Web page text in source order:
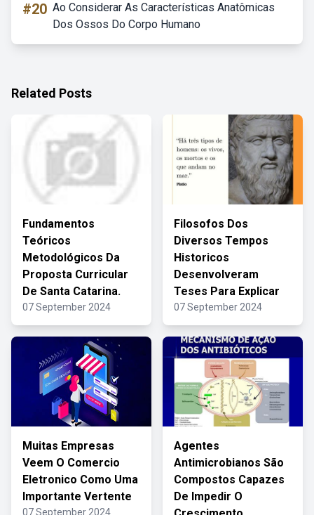
#20 Ao Considerar As Características Anatômicas
Dos Ossos Do Corpo Humano
Related Posts
Fundamentos
Teóricos
Metodológicos Da
Proposta Curricular
De Santa Catarina.
07 September 2024
Filosofos Dos
Diversos Tempos
Historicos
Desenvolveram
Teses Para Explicar
07 September 2024
Muitas Empresas
Veem O Comercio
Eletronico Como Uma
Importante Vertente
07 September 2024
Agentes
Antimicrobianos São
Compostos Capazes
De Impedir O